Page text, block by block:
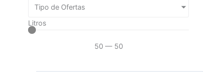
Tipo de Ofertas
Litros
50 — 50